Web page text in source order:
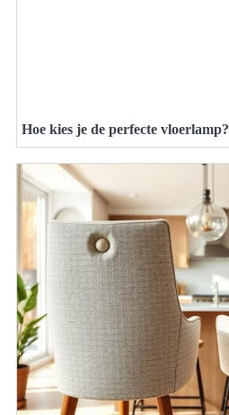
Hoe kies je de perfecte vloerlamp?